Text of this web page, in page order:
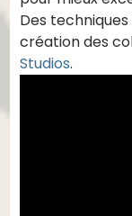
Des
création des
Studios.